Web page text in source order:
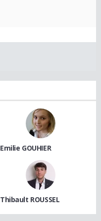
Emilie GOUHIER
Thibault ROUSSEL